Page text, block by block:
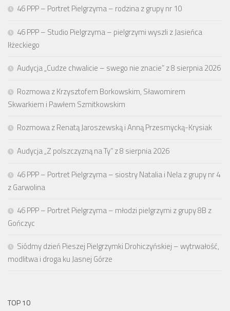
46 PPP – Portret Pielgrzyma – rodzina z grupy nr 10
46 PPP – Studio Pielgrzyma – pielgrzymi wyszli z Jasieńca
Iłżeckiego
Audycja „Cudze chwalicie – swego nie znacie” z 8 sierpnia 2026
Rozmowa z Krzysztofem Borkowskim, Sławomirem
Skwarkiem i Pawłem Szmitkowskim
Rozmowa z Renatą Jaroszewską i Anną Przesmycką-Krysiak
Audycja „Z polszczyzną na Ty” z 8 sierpnia 2026
46 PPP – Portret Pielgrzyma – siostry Natalia i Nela z grupy nr 4
z Garwolina
46 PPP – Portret Pielgrzyma – młodzi pielgrzymi z grupy 8B z
Gończyc
Siódmy dzień Pieszej Pielgrzymki Drohiczyńskiej – wytrwałość,
modlitwa i droga ku Jasnej Górze
TOP 10